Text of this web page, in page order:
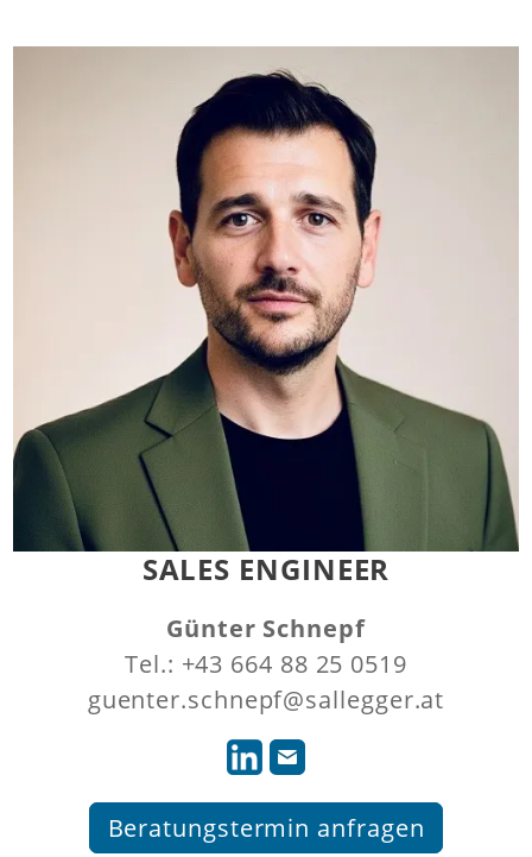
SALES ENGINEER
Günter Schnepf
Tel.: +43 664 88 25 0519
guenter.schnepf@sallegger.at
Beratungstermin anfragen